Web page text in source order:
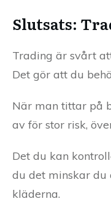
Slutsats:
Trading är svårt
Det gör att du
När man tittar på
av för stor risk,
Det du kan
du det minskar du
kläderna.